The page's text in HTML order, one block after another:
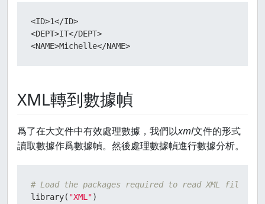
<ID>1</ID>
<DEPT>IT</DEPT>
<NAME>Michelle</NAME>
XML轉到數據幀
爲了在大文件中有效處理數據，我們以xml文件的形式
讀取數據作爲數據幀。然後處理數據幀進行數據分析。
# Load the packages required to read XML files.
library( "XML")